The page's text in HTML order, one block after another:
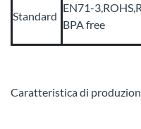
Standard
EN71-
BPA free
Caratteristica di